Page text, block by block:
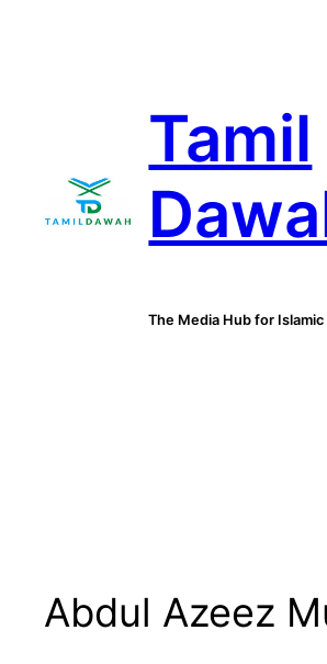
Tamil
The Media Hub for
Abdul Azeez